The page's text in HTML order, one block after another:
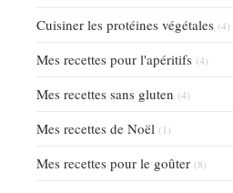
Cuisiner les protéines végétales (4)
Mes recettes pour l'apéritifs (4)
Mes recettes sans gluten (4)
Mes recettes de Noël (1)
Mes recettes pour le goûter (8)